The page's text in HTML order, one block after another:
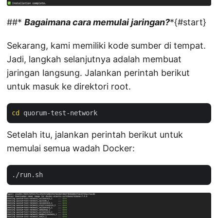
##* Bagaimana cara memulai jaringan?*{#start}
Sekarang, kami memiliki kode sumber di tempat.
Jadi, langkah selanjutnya adalah membuat
jaringan langsung. Jalankan perintah berikut
untuk masuk ke direktori root.
cd
Setelah itu, jalankan perintah berikut untuk
memulai semua wadah Docker: